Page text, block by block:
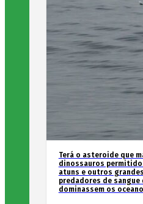
Terá o asteroide que
dinossauros permitido
atuns e outros grandes
predadores de sangue
dominassem os